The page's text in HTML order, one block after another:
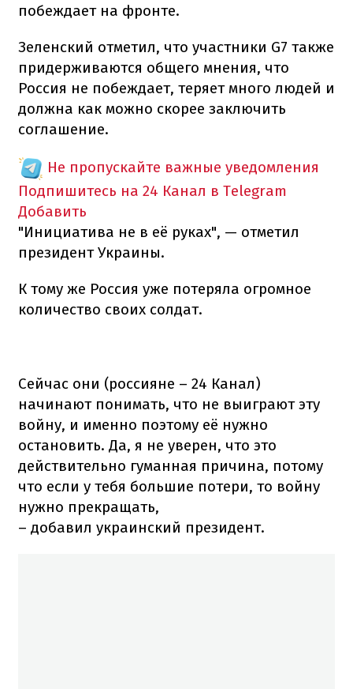
побеждает на фронте.
Зеленский отметил, что участники G7 также
придерживаются общего мнения, что
Россия не побеждает, теряет много людей и
должна как можно скорее заключить
соглашение.
Не пропускайте важные уведомления
Подпишитесь на 24 Канал в Telegram
Добавить
"Инициатива не в её руках", — отметил
президент Украины.
К тому же Россия уже потеряла огромное
количество своих солдат.
Сейчас они (россияне – 24 Канал)
начинают понимать, что не выиграют эту
войну, и именно поэтому её нужно
остановить. Да, я не уверен, что это
действительно гуманная причина, потому
что если у тебя большие потери, то войну
нужно прекращать,
– добавил украинский президент.